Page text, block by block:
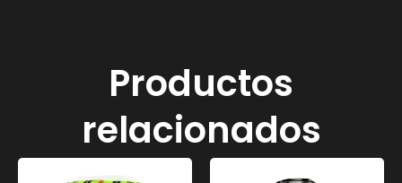
Productos
relacionados